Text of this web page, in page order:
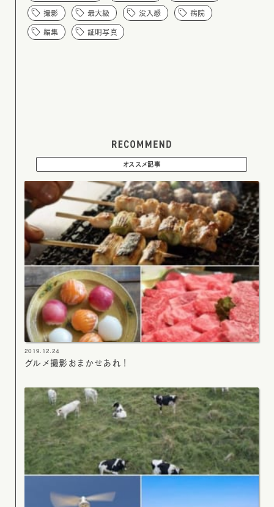
撮影 最大級 没入感 病院
編集 証明写真
オススメ記事
2019.12.24
グルメ撮影おまかせあれ！